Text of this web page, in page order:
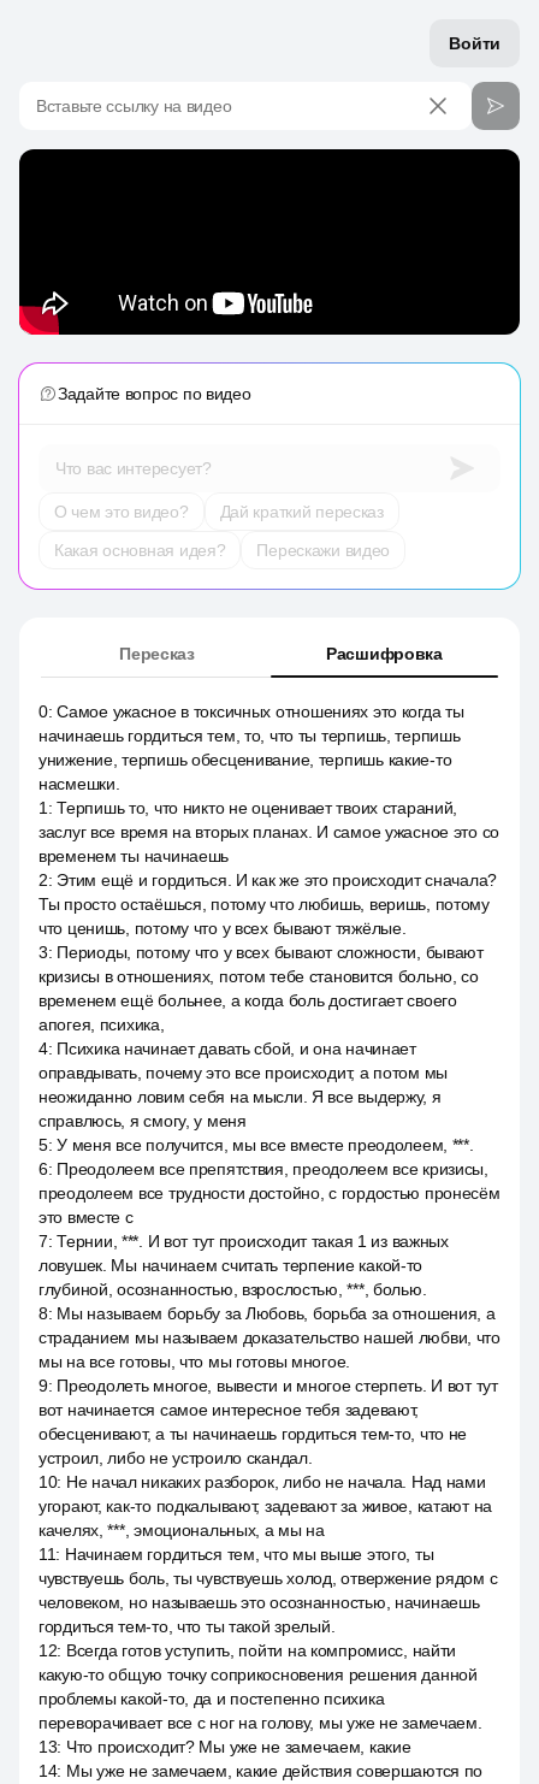
Войти
Вставьте ссылку на видео
Задайте вопрос по видео
Что вас интересует?
О чем это видео?
Дай краткий пересказ
Какая основная идея?
Перескажи видео
Пересказ Расшифровка
0:Самое ужасное в токсичных отношениях это когда ты
начинаешь гордиться тем, то, что ты терпишь, терпишь
унижение, терпишь обесценивание, терпишь какие-то
насмешки.
1 :Терпишь то, что никто не оценивает твоих стараний,
заслуг все время на вторых планах. И самое ужасное это со
временем ты начинаешь
2: Этим ещё и гордиться. И как же это происходит сначала?
Ты просто остаёшься, потому что любишь, веришь, потому
что ценишь, потому что у всех бывают тяжёлые.
3: Периоды, потому что у всех бывают сложности, бывают
кризисы в отношениях, потом тебе становится больно, со
временем ещё больнее, а когда боль достигает своего
апогея, психика,
4: Психика начинает давать сбой, и она начинает
оправдывать, почему это все происходит, а потом мы
неожиданно ловим себя на мысли. Я все выдержу, я
справлюсь, я смогу, у меня
5:У меня все получится, мы все вместе преодолеем, ***.
6: Преодолеем все препятствия, преодолеем все кризисы,
преодолеем все трудности достойно, с гордостью пронесём
это вместе с
7:Тернии, ***. И вот тут происходит такая 1 из важных
ловушек. Мы начинаем считать терпение какой-то
глубиной, осознанностью, взрослостью, ***, болью.
8: Мы называем борьбу за Любовь, борьба за отношения, а
страданием мы называем доказательство нашей любви, что
мы на все готовы, что мы готовы многое.
9: Преодолеть многое, вывести и многое стерпеть. И вот тут
вот начинается самое интересное тебя задевают,
обесценивают, а ты начинаешь гордиться тем-то, что не
устроил, либо не устроило скандал.
10: Не начал никаких разборок, либо не начала. Над нами
угорают, как-то подкалывают, задевают за живое, катают на
качелях, ***, эмоциональных, а мы на
11: Начинаем гордиться тем, что мы выше этого, ты
чувствуешь боль, ты чувствуешь холод, отвержение рядом с
человеком, но называешь это осознанностью, начинаешь
гордиться тем-то, что ты такой зрелый.
12: Всегда готов уступить, пойти на компромисс, найти
какую-то общую точку соприкосновения решения данной
проблемы какой-то, да и постепенно психика
переворачивает все с ног на голову, мы уже не замечаем.
13: Что происходит? Мы уже не замечаем, какие
14: Мы уже не замечаем, какие действия совершаются по